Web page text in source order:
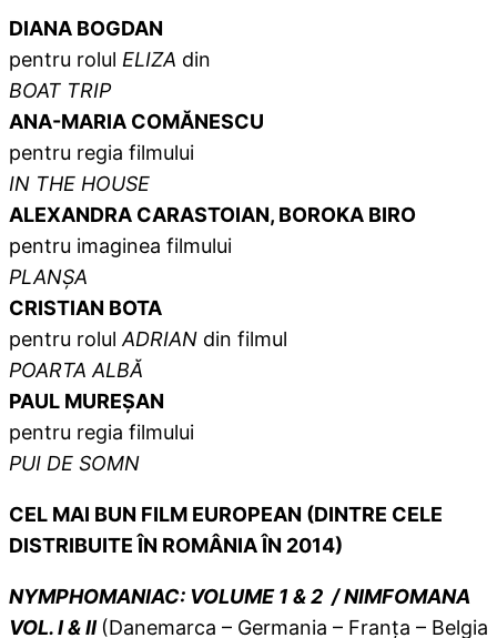
DIANA BOGDAN
pentru rolul ELIZA din
BOAT TRIP
ANA-MARIA COMĂNESCU
pentru regia filmului
IN THE HOUSE
ALEXANDRA CARASTOIAN, BOROKA BIRO
pentru imaginea filmului
PLANȘA
CRISTIAN BOTA
pentru rolul ADRIAN din filmul
POARTA ALBĂ
PAUL MUREȘAN
pentru regia filmului
PUI DE SOMN
CEL MAI BUN FILM EUROPEAN (DINTRE CELE
DISTRIBUITE ÎN ROMÂNIA ÎN 2014)
NYMPHOMANIAC: VOLUME 1 & 2 / NIMFOMANA
VOL. I & II (Danemarca – Germania – Franţa – Belgia